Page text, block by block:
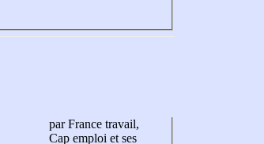
par France travail,
Cap emploi et ses